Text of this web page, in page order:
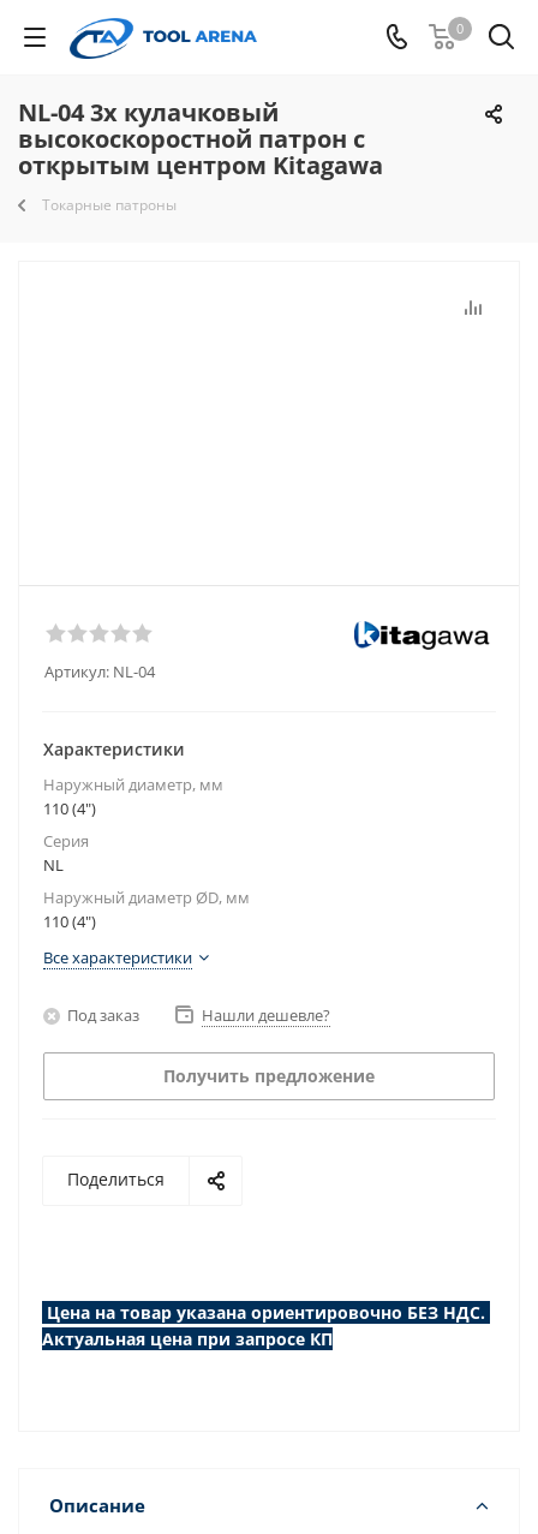
0
NL-04 3х кулачковый
высокоскоростной патрон с
открытым центром Kitagawa
Токарные патроны
Артикул: NL-04
Характеристики
Наружный диаметр, мм
110 (4")
Серия
NL
Наружный диаметр ØD, мм
110 (4")
Все характеристики
Под заказ Нашли дешевле?
Получить предложение
Поделиться
Цена на товар указана ориентировочно БЕЗ НДС.
Актуальная цена при запросе КП
Описание